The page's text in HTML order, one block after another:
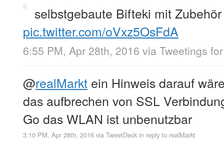
selbstgebaute Bifteki mit
pic.twitter.com/oVxz5OsFdA
6:55 PM, Apr 28th, 2016 via Tweetings
@realMarkt ein Hinweis darauf
das aufbrechen von SSL
Go das WLAN ist unbenutzbar
3:10 PM, Apr 28th, 2016 via TweetDeck in reply to realMarkt